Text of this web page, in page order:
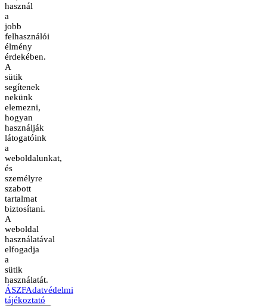
használ
a
jobb
felhasználói
élmény
érdekében.
A
sütik
segítenek
nekünk
elemezni,
hogyan
használják
látogatóink
a
weboldalunkat,
és
személyre
szabott
tartalmat
biztosítani.
A
weboldal
használatával
elfogadja
a
sütik
használatát.
ÁSZFAdatvédelmi
tájékoztató